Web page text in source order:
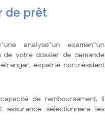
de prêt
analyse~un examen~un
de votre dossier de demande
expatrié non-résident
de remboursement, il
sélectionnera les